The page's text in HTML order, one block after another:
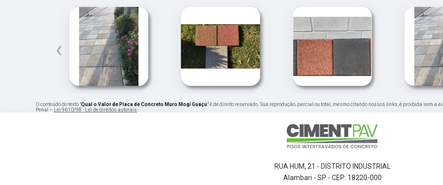
‹
O conteúdo do texto "Qual o Valor de Placa de Concreto Muro Mogi Guaçu" é de direito reservado. Sua reprodução, parcial ou total, mesmo citando nossos links, é proibida sem a
Penal – Lei 9610/98 - Lei de direitos autorais.
RUA HUM, 21 - DISTRITO INDUSTRIAL
Alambari - SP - CEP: 18220-000